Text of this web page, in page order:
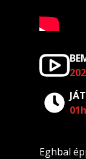
Eghbal